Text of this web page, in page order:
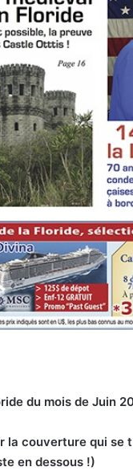
du mois de Juin
la couverture qui se
en dessous !)